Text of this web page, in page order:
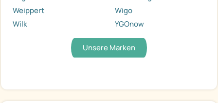
Weippert
Wigo
Wilk
YGOnow
Unsere Marken